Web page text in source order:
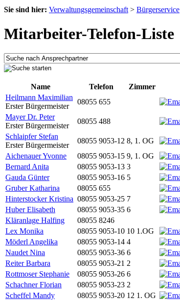
Sie sind hier: Verwaltungsgemeinschaft > Bürgerservice
Mitarbeiter-Telefon-Liste
Name
Telefon Zimmer
Heilmann Maximilian
Erster Bürgermeister
08055 655
Mayer Dr. Peter
Erster Bürgermeister
08055 488
Schlaipfer Stefan
Erster Bürgermeister
08055 9053-12 8, 1. OG
Aichenauer Yvonne
08055 9053-15 9, 1. OG
Bernard Anita
08055 9053-13 3
Gauda Günter
08055 9053-16 5
Gruber Katharina
08055 655
Hinterstocker Kristina 08055 9053-25 7
Huber Elisabeth
08055 9053-35 6
Kläranlage Halfing
08055 8246
Lex Monika
08055 9053-10 10 1.OG
Möderl Angelika
08055 9053-14 4
Naudet Nina
08055 9053-36 6
Reiter Barbara
08055 9053-21 2
Rottmoser Stephanie
08055 9053-26 6
Schachner Florian
08055 9053-23 2
Scheffel Mandy
08055 9053-20 12 1. OG